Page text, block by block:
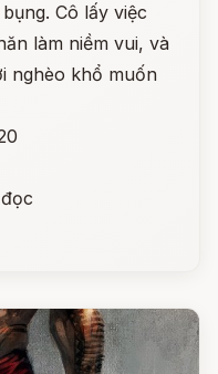
Cô lấy việc
làm niềm vui, và
nghèo khổ muốn